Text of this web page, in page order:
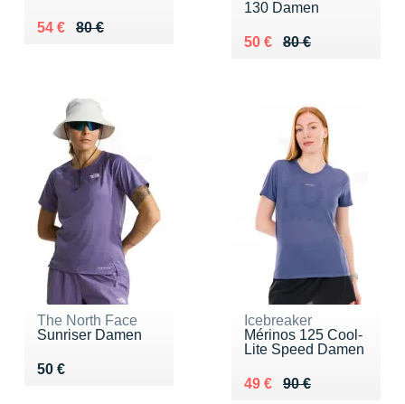
80 €
Au lieu de 80 €
54 €
Vendu 54 €
130 Damen
80 €
Au lieu de 80 €
50 €
Vendu 50 €
The North Face
Sunriser Damen
50 €
Vendu 50 €
Icebreaker
Mérinos 125 Cool-
Lite Speed Damen
90 €
Au lieu de 90 €
49 €
Vendu 49 €